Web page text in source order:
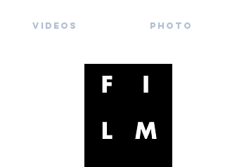
Videos Photo